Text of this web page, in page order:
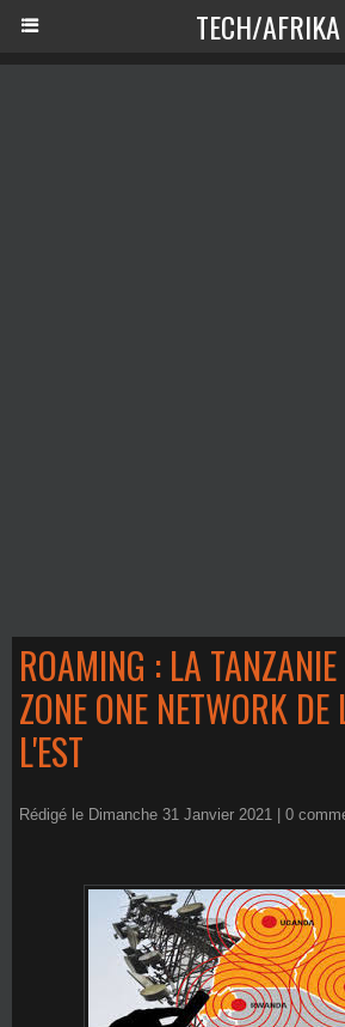
TECH/AFRIKA
ROAMING : LA
ZONE ONE NETWORK DE
L'EST
Rédigé le Dimanche 31 Janvier 2021 | 0